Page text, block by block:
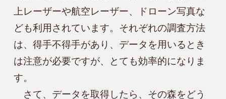
上レーザーや航空レーザー、ドローン写真な
ども利用されています。それぞれの調査方法
は、得手不得手があり、データを用いるとき
は注意が必要ですが、とても効率的になりま
す。
さて、データを取得したら、その森をどう